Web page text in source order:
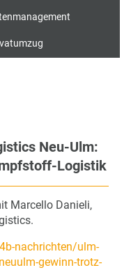
Neu-Ulm:
Logistik
Marcello Danieli,
nachrichten/ulm-
gewinn-trotz-